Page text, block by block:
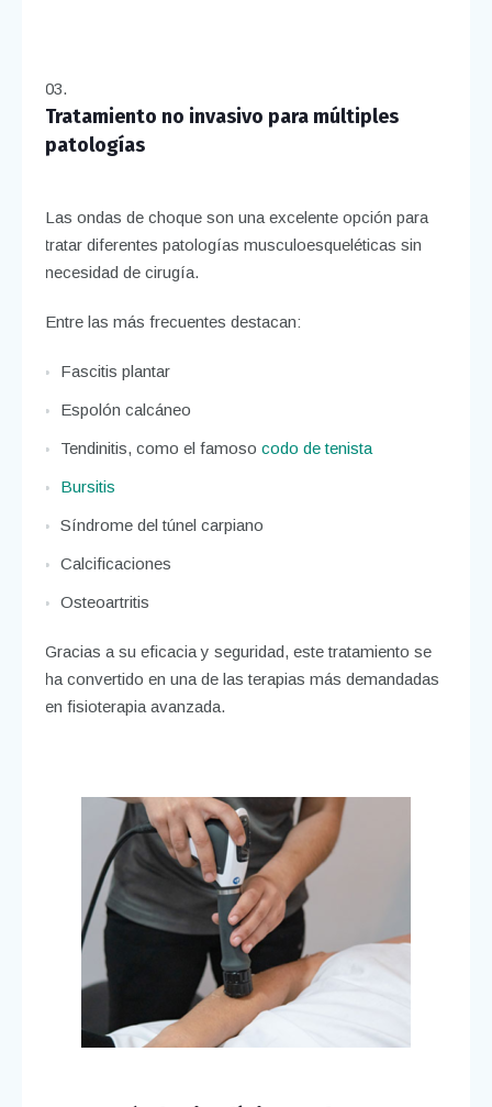
Tratamiento no invasivo para múltiples
patologías
Las ondas de choque son una excelente opción para
tratar diferentes patologías musculoesqueléticas sin
necesidad de cirugía.
Entre las más frecuentes destacan:
Fascitis plantar
Espolón calcáneo
Tendinitis, como el famosocodo de tenista
Bursitis
Síndrome del túnel carpiano
Calcificaciones
Osteoartritis
Gracias a su eficacia y seguridad, este tratamiento se
ha convertido en una de las terapias más demandadas
en fisioterapia avanzada.